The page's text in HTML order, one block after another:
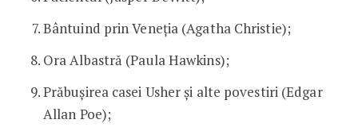
Bântuind prin Veneția (Agatha Christie);
Ora Albastră (Paula Hawkins);
Prăbușirea casei Usher și alte povestiri (Edgar
Allan Poe);